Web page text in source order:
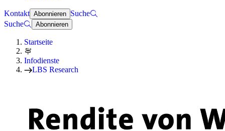
Kontakt Abonnieren Suche
Suche
Abonnieren
Startseite
Infodienste
LBS Research